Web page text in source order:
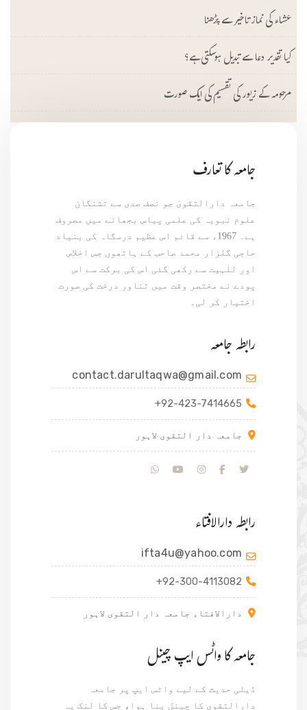
عشاء کی نماز تاخیر سے پڑھنا
کیا تقدیر دعا سے تبدیل ہوسکتی ہے؟
مرحومہ کے زیور کی تقسیم کی ایک صورت
جامعہ کا تعارف
جامعہ دارالتقویٰ جو نصف صدی سے تشنگان
علوم نبویہ کی علمی پیاس بجھانے میں مصروف
ہے۔ 1967ء سے قائم اس عظیم درسگاہ کی بنیاد
حاجی گلزار محمد صاحب کے ہاتھوں جس اخلاص
اور للٰہیت سے رکھی گئی اس کی برکت سے اس
پودے نے مختصر وقت میں تناور درخت کی صورت
اختیار کر لی۔
رابطہ جامعہ
contact.darultaqwa@gmail.com
+92-423-7414665
جامعہ دار التقوی لاہور
رابطہ دارالافتاء
ifta4u@yahoo.com
+92-300-4113082
دارالافتاء جامعہ دار التقوی لاہور
جامعہ کا واٹس ایپ چینل
ڈیلی حدیث کے لیے واٹس ایپ پر جامعہ
دارالتقوی کا چینل بنا ہوا، جس کا لنک یہ